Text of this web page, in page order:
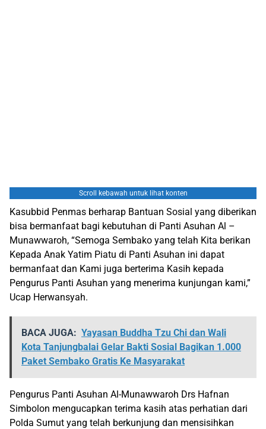
Scroll kebawah untuk lihat konten
Kasubbid Penmas berharap Bantuan Sosial yang diberikan
bisa bermanfaat bagi kebutuhan di Panti Asuhan Al –
Munawwaroh, “Semoga Sembako yang telah Kita berikan
Kepada Anak Yatim Piatu di Panti Asuhan ini dapat
bermanfaat dan Kami juga berterima Kasih kepada
Pengurus Panti Asuhan yang menerima kunjungan kami,”
Ucap Herwansyah.
BACA JUGA: Yayasan Buddha Tzu Chi dan Wali
Kota Tanjungbalai Gelar Bakti Sosial Bagikan 1.000
Paket Sembako Gratis Ke Masyarakat
Pengurus Panti Asuhan Al-Munawwaroh Drs Hafnan
Simbolon mengucapkan terima kasih atas perhatian dari
Polda Sumut yang telah berkunjung dan mensisihkan